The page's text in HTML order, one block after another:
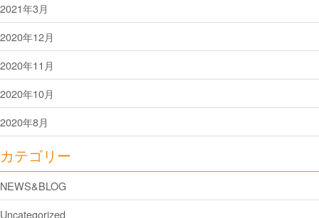
2021年3月
2020年12月
2020年11月
2020年10月
2020年8月
カテゴリー
NEWS&BLOG
Uncategorized